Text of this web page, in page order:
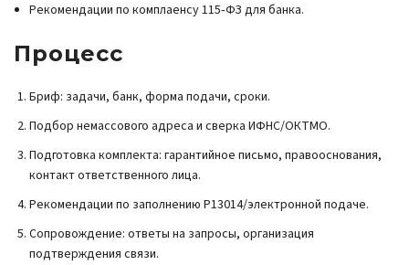
Рекомендации по комплаенсу 115‑ФЗ для банка.
Процесс
Бриф: задачи, банк, форма подачи, сроки.
Подбор немассового адреса и сверка ИФНС/ОКТМО.
Подготовка комплекта: гарантийное письмо, правооснования,
контакт ответственного лица.
Рекомендации по заполнению Р13014/электронной подаче.
Сопровождение: ответы на запросы, организация
подтверждения связи.